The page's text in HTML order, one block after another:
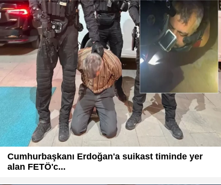
Cumhurbaşkanı Erdoğan'a suikast timinde yer
alan FETÖ'c...